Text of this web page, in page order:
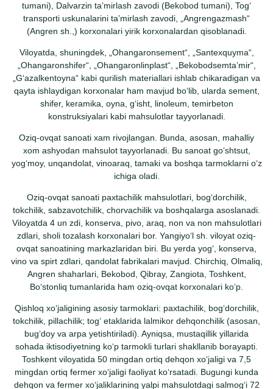
tumani), Dalvarzin taʼmirlash zavodi (Bekobod tumani), Togʻ
transporti uskunalarini taʼmirlash zavodi, „Angrengazmash“
(Angren sh.,) korxonalari yirik korxonalardan qisoblanadi.
Viloyatda, shuningdek, „Ohangaronsement“, „Santexquyma“,
„Ohangaronshifer“, „Ohangaronlinplast“, „Bekobodsemtaʼmir“,
„Gʻazalkentoyna“ kabi qurilish materiallari ishlab chikaradigan va
qayta ishlaydigan korxonalar ham mavjud boʻlib, ularda sement,
shifer, keramika, oyna, gʻisht, linoleum, temirbeton
konstruksiyalari kabi mahsulotlar tayyorlanadi.
Oziq-ovqat sanoati xam rivojlangan. Bunda, asosan, mahalliy
xom ashyodan mahsulot tayyorlanadi. Bu sanoat goʻshtsut,
yogʻmoy, unqandolat, vinoaraq, tamaki va boshqa tarmoklarni oʻz
ichiga oladi.
Oziq-ovqat sanoati paxtachilik mahsulotlari, bogʻdorchilik,
tokchilik, sabzavotchilik, chorvachilik va boshqalarga asoslanadi.
Viloyatda 4 un zdi, konserva, pivo, araq, non va non mahsulotlari
zdlari, sholi tozalash korxonalari bor. Yangiyoʻl sh. viloyat oziq-
ovqat sanoatining markazlaridan biri. Bu yerda yogʻ, konserva,
vino va spirt zdlari, qandolat fabrikalari mavjud. Chirchiq, Olmaliq,
Angren shaharlari, Bekobod, Qibray, Zangiota, Toshkent,
Boʻstonliq tumanlarida ham oziq-ovqat korxonalari koʻp.
Qishloq xoʻjaligining asosiy tarmoklari: paxtachilik, bogʻdorchilik,
tokchilik, pillachilik; togʻ etaklarida lalmikor dehqonchilik (asosan,
bugʻdoy va arpa yetishtiriladi). Ayniqsa, mustaqillik yillarida
sohada iktisodiyetning koʻp tarmokli turlari shakllanib borayapti.
Toshkent viloyatida 50 mingdan ortiq dehqon xoʻjaligi va 7,5
mingdan ortiq fermer xoʻjaligi faoliyat koʻrsatadi. Bugungi kunda
dehqon va fermer xoʻjaliklarining yalpi mahsulotdagi salmogʻi 72